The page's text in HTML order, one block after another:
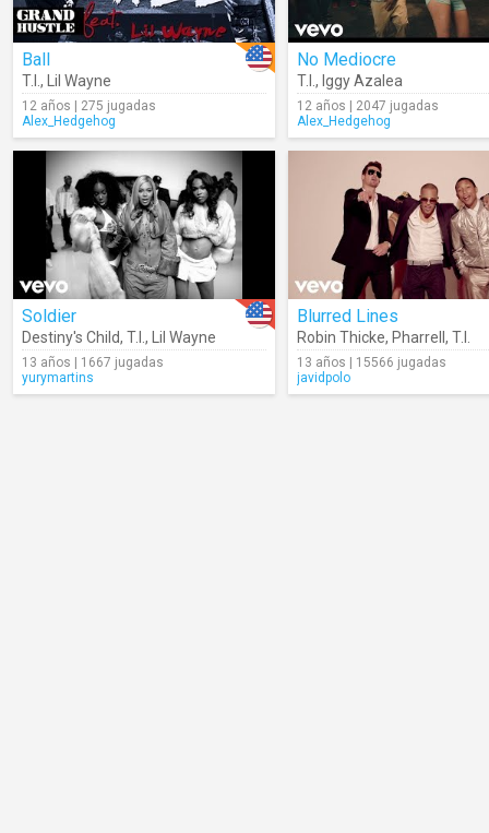
Ball
T.I. , Lil Wayne
12 años | 275 jugadas
Alex_Hedgehog
No Mediocre
T.I. , Iggy Azalea
12 años | 2047 jugadas
Alex_Hedgehog
Soldier
Destiny's Child, T.I. , Lil Wayne
13 años | 1667 jugadas
yurymartins
Blurred Lines
Robin Thicke, Pharrell , T.I.
13 años | 15566 jugadas
javidpolo